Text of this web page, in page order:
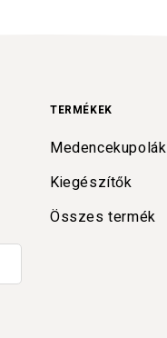
TERMÉKEK
Medencekupolák
Kiegészítők
Összes termék